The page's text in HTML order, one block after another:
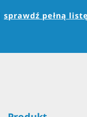
sprawdź pełną